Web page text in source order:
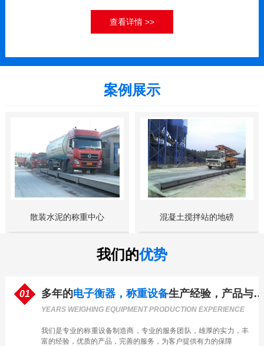
查看详情 >>
案例展示
散装水泥的称重中心 混凝土搅拌站的地磅
我们的优势
01 多年的电子衡器，称重设备生产经验，产品与服务有保障
YEARS WEIGHING EQUIPMENT PRODUCTION EXPERIENCE
我们是专业的称重设备制造商，专业的服务团队，雄厚的实力，丰
富的经验，优质的产品，完善的服务，为客户提供有力的保障